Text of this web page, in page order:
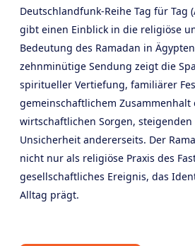
Deutschlandfunk-Reihe Tag für Tag
gibt einen Einblick in die religiöse
Bedeutung des Ramadan in
zehnminütige Sendung zeigt die
spiritueller Vertiefung, familiärer
gemeinschaftlichem Zusammenhalt
wirtschaftlichen Sorgen,
Unsicherheit andererseits. Der
nicht nur als religiöse Praxis des
gesellschaftliches Ereignis, das
Alltag prägt.